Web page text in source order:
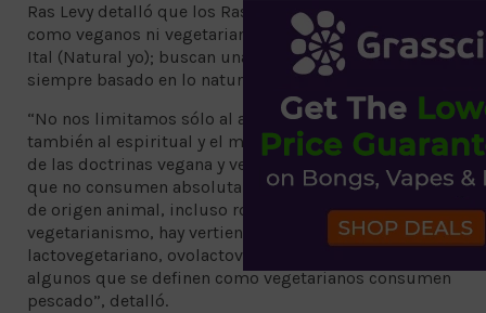
Ras Levy detalló que los Rastafari no se definen ni
como veganos ni vegetarianos, su disciplina la llaman
Ital (Natural yo); buscan una sana alimentación,
siempre basado en lo natural.
“No nos limitamos sólo al alimento físico, sino
también al espiritual y el mental. Por eso se diferencia
de las doctrinas vegana y vegetariana: vegano es aquel
que no consumen absolutamente nada que provenga
de origen animal, incluso ropa y accesorios, y en el
vegetarianismo, hay vertientes, como
lactovegetariano, ovolactovegetariano, incluso
algunos que se definen como vegetarianos consumen
pescado”, detalló.